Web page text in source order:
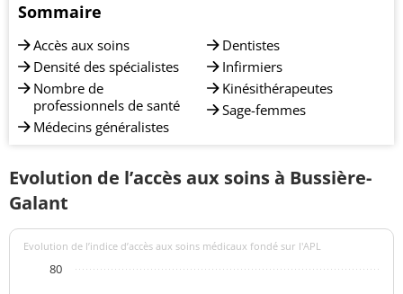
Sommaire
Accès aux soins
Densité des spécialistes
Nombre de
professionnels de santé
Médecins généralistes
Dentistes
Infirmiers
Kinésithérapeutes
Sage-femmes
Evolution de l’accès aux soins à Bussière-
Galant
Evolution de l’indice d’accès aux soins médicaux fondé sur l'APL
80